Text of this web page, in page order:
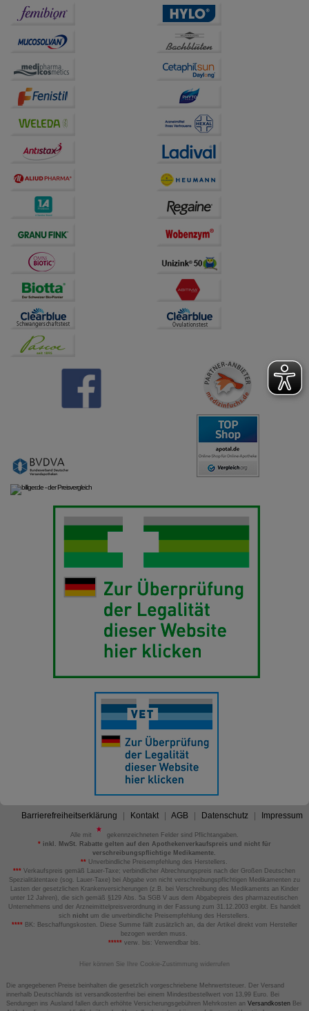
Barrierefreiheitserklärung Kontakt AGB Datenschutz Impressum
Alle mit
gekennzeichneten Felder sind Pflichtangaben.
*inkl. MwSt. Rabatte gelten auf den Apothekenverkaufspreis und nicht für
verschreibungspflichtige Medikamente.
** Unverbindliche Preisempfehlung des Herstellers.
*** Verkaufspreis gemäß Lauer-Taxe; verbindlicher Abrechnungspreis nach der Großen Deutschen
Spezialitätentaxe (sog. Lauer-Taxe) bei Abgabe von nicht verschreibungspflichtigen Medikamenten zu
Lasten der gesetzlichen Krankenversicherungen (z.B. bei Verschreibung des Medikaments an Kinder
unter 12 Jahren), die sich gemäß §129 Abs. 5a SGB V aus dem Abgabepreis des pharmazeutischen
Unternehmens und der Arzneimittelpreisverordnung in der Fassung zum 31.12.2003 ergibt. Es handelt
sich nicht um die unverbindliche Preisempfehlung des Herstellers.
****BK: Beschaffungskosten. Diese Summe fällt zusätzlich an, da der Artikel direkt vom Hersteller
bezogen werden muss.
*****verw. bis: Verwendbar bis.
Hier können Sie Ihre Cookie-Zustimmung widerrufen
Die angegebenen Preise beinhalten die gesetzlich vorgeschriebene Mehrwertsteuer. Der Versand
innerhalb Deutschlands ist versandkostenfrei bei einem Mindestbestellwert von 13,99 Euro. Bei
Sendungen ins Ausland fallen durch erhöhte Versicherungsgebühren Mehrkosten an VersandkostenBei